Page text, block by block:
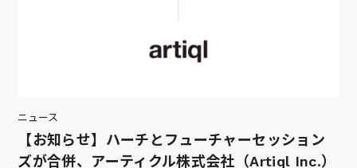
ニュース
【お知らせ】ハーチとフューチャーセッション
ズが合併、アーティクル株式会社（Artiql Inc.）